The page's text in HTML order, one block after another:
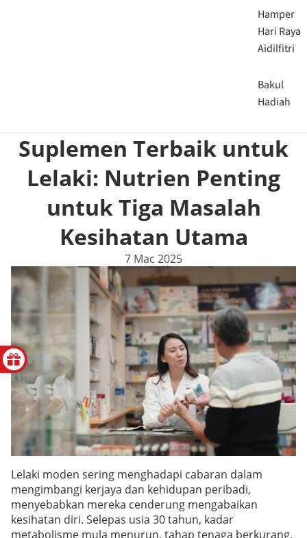
Hamper
Hari Raya
Aidilfitri
Bakul
Hadiah
Suplemen Terbaik untuk
Lelaki: Nutrien Penting
untuk Tiga Masalah
Kesihatan Utama
7 Mac 2025
Lelaki moden sering menghadapi cabaran dalam
mengimbangi kerjaya dan kehidupan peribadi,
menyebabkan mereka cenderung mengabaikan
kesihatan diri. Selepas usia 30 tahun, kadar
metabolisme mula menurun, tahap tenaga berkurang,